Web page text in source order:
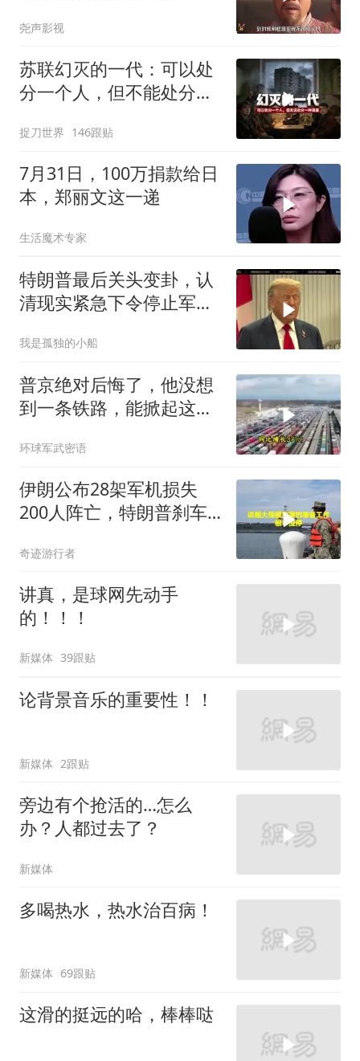
尧声影视
苏联幻灭的一代：可以处
分一个人，但不能处分一
捉刀世界 146跟贴
7月31日，100万捐款给日
本，郑丽文这一递
生活魔术专家
特朗普最后关头变卦，认
清现实紧急下令停止军事
我是孤独的小船
普京绝对后悔了，他没想
到一条铁路，能掀起这么
改写
环球军武密语
伊朗公布28架军机损失
200人阵亡，特朗普刹车
奇迹游行者
讲真，是球网先动手
的！！！
新媒体 39跟贴
论背景音乐的重要性！！
新媒体 2跟贴
旁边有个抢活的…怎么
办？人都过去了？
新媒体
多喝热水，热水治百病！
新媒体 69跟贴
这滑的挺远的哈，棒棒哒